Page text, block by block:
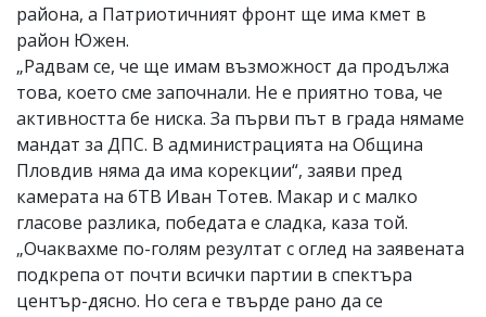
района, а Патриотичният фронт ще има кмет в
район Южен.
„Радвам се, че ще имам възможност да продължа
това, което сме започнали. Не е приятно това, че
активността бе ниска. За първи път в града нямаме
мандат за ДПС. В администрацията на Община
Пловдив няма да има корекции“, заяви пред
камерата на бТВ Иван Тотев. Макар и с малко
гласове разлика, победата е сладка, каза той.
„Очаквахме по-голям резултат с оглед на заявената
подкрепа от почти всички партии в спектъра
център-дясно. Но сега е твърде рано да се